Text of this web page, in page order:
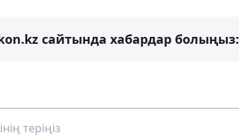
сайтында хабардар болыңыз: